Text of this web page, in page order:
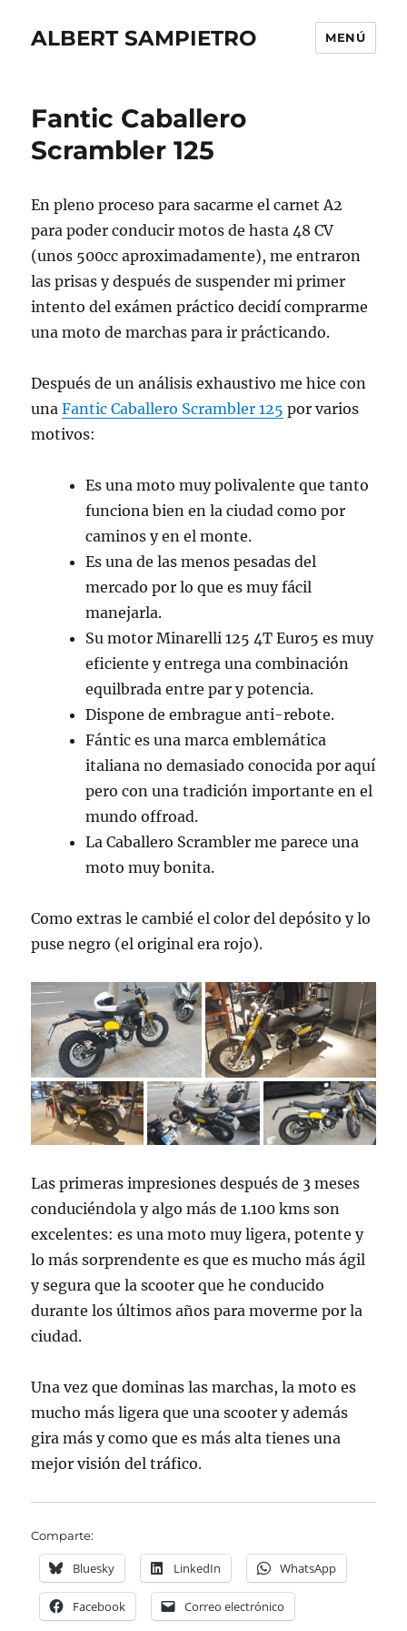
ALBERT SAMPIETRO MENÚ
Fantic Caballero
Scrambler 125
En pleno proceso para sacarme el carnet A2
para poder conducir motos de hasta 48 CV
(unos 500cc aproximadamente), me entraron
las prisas y después de suspender mi primer
intento del exámen práctico decidí comprarme
una moto de marchas para ir prácticando.
Después de un análisis exhaustivo me hice con
unaFantic Caballero Scrambler 125 por varios
motivos:
Es una moto muy polivalente que tanto
funciona bien en la ciudad como por
caminos y en el monte.
Es una de las menos pesadas del
mercado por lo que es muy fácil
manejarla.
Su motor Minarelli 125 4T Euro5 es muy
eficiente y entrega una combinación
equilbrada entre par y potencia.
Dispone de embrague anti-rebote.
Fántic es una marca emblemática
italiana no demasiado conocida por aquí
pero con una tradición importante en el
mundo offroad.
La Caballero Scrambler me parece una
moto muy bonita.
Como extras le cambié el color del depósito y lo
puse negro (el original era rojo).
Las primeras impresiones después de 3 meses
conduciéndola y algo más de 1.100 kms son
excelentes: es una moto muy ligera, potente y
lo más sorprendente es que es mucho más ágil
y segura que la scooter que he conducido
durante los últimos años para moverme por la
ciudad.
Una vez que dominas las marchas, la moto es
mucho más ligera que una scooter y además
gira más y como que es más alta tienes una
mejor visión del tráfico.
Comparte:
Bluesky LinkedIn WhatsApp
Facebook Correo electrónico